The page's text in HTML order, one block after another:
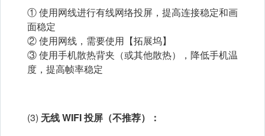
① 使用网线进行有线网络投屏，提高连接稳定和画
面稳定
② 使用网线，需要使用【拓展坞】
③ 使用手机散热背夹（或其他散热），降低手机温
度，提高帧率稳定
(3) 无线 WIFI 投屏（不推荐）：